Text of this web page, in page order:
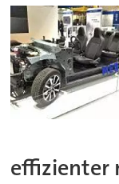
effizienter